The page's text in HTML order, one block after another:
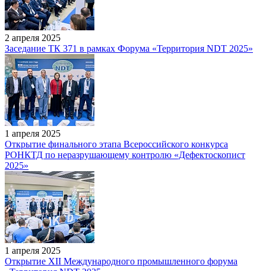
2 апреля 2025
Заседание ТК 371 в рамках Форума «Территория NDT 2025»
1 апреля 2025
Открытие финального этапа Всероссийского конкурса
РОНКТД по неразрушающему контролю «Дефектоскопист
2025»
1 апреля 2025
Открытие XII Международного промышленного форума